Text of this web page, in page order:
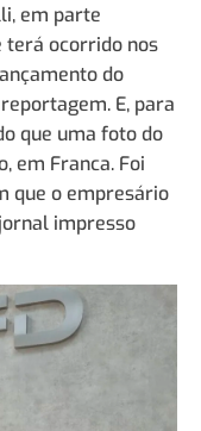
em parte
terá ocorrido nos
do
E, para
que uma foto do
em Franca. Foi
que o empresário
impresso